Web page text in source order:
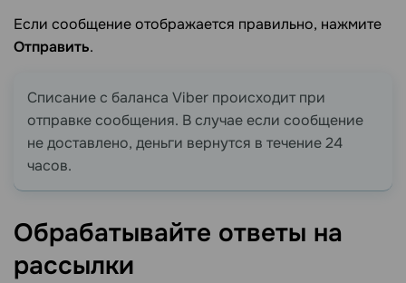
Если сообщение отображается правильно, нажмите
Отправить.
Списание с баланса Viber происходит при
отправке сообщения. В случае если сообщение
не доставлено, деньги вернутся в течение 24
часов.
Обрабатывайте ответы на
рассылки